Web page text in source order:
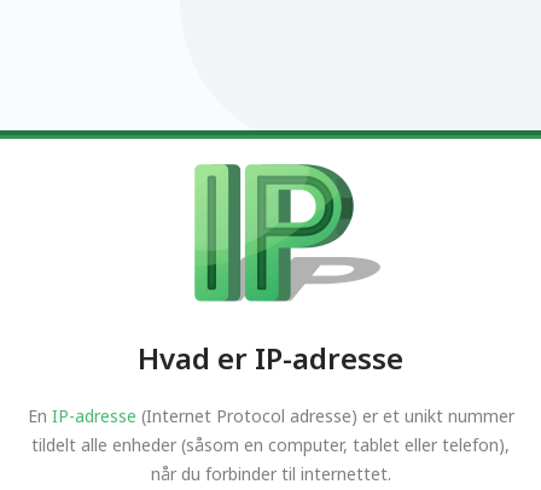
Hvad er IP-adresse
En IP-adresse (Internet Protocol adresse) er et unikt nummer
tildelt alle enheder (såsom en computer, tablet eller telefon),
når du forbinder til internettet.